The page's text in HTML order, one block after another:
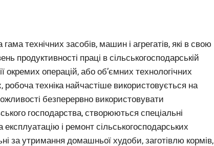
технічних засобів, машин і агрегатів, які в свою
продуктивності праці в сільськогосподарській
окремих операцій, або об’ємних технологічних
техніка найчастіше використовується на
безперервно використовувати
господарства, створюються спеціальні
експлуатацію і ремонт сільськогосподарських
за утримання домашньої худоби, заготівлю кормів,